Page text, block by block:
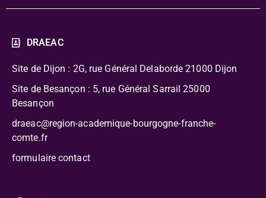
DRAEAC
Site de Dijon : 2G, rue Général Delaborde 21000 Dijon
Site de Besançon : 5, rue Général Sarrail 25000
Besançon
draeac@region-academique-bourgogne-franche-
comte.fr
formulaire contact